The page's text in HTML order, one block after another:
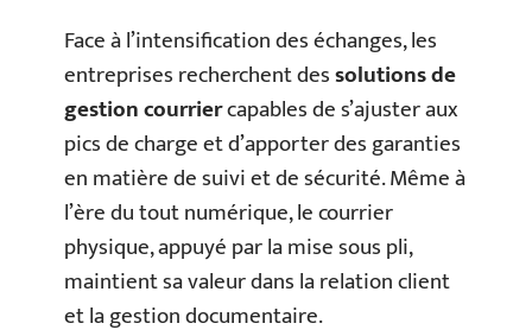
Face à l’intensification des échanges, les
entreprises recherchent dessolutions de
gestion courriercapables de s’ajuster aux
pics de charge et d’apporter des garanties
en matière de suivi et de sécurité. Même à
l’ère du tout numérique, le courrier
physique, appuyé par la mise sous pli,
maintient sa valeur dans la relation client
et la gestion documentaire.